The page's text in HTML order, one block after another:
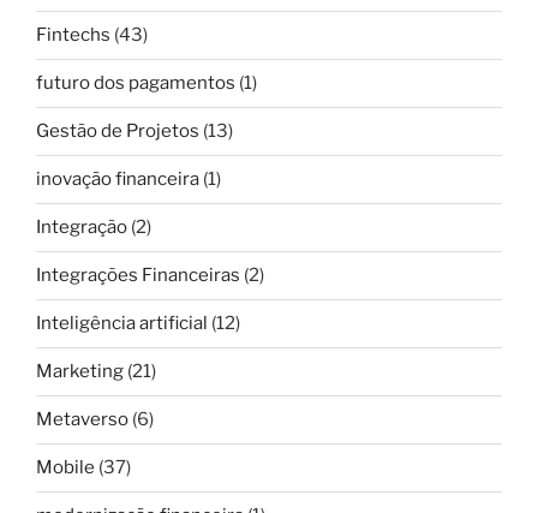
Fintechs (43)
futuro dos pagamentos (1)
Gestão de Projetos (13)
inovação financeira (1)
Integração (2)
Integrações Financeiras (2)
Inteligência artificial (12)
Marketing (21)
Metaverso (6)
Mobile (37)